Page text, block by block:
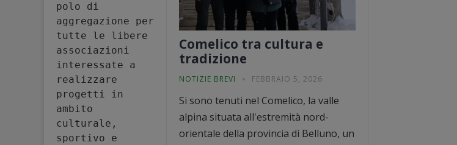
polo di
aggregazione per
tutte le libere
associazioni
interessate a
realizzare
progetti in
ambito
culturale,
sportivo e
Comelico tra cultura e
tradizione
NOTIZIE BREVI FEBBRAIO 5, 2026
Si sono tenuti nel Comelico, la valle
alpina situata all'estremità nord-
orientale della provincia di Belluno, un